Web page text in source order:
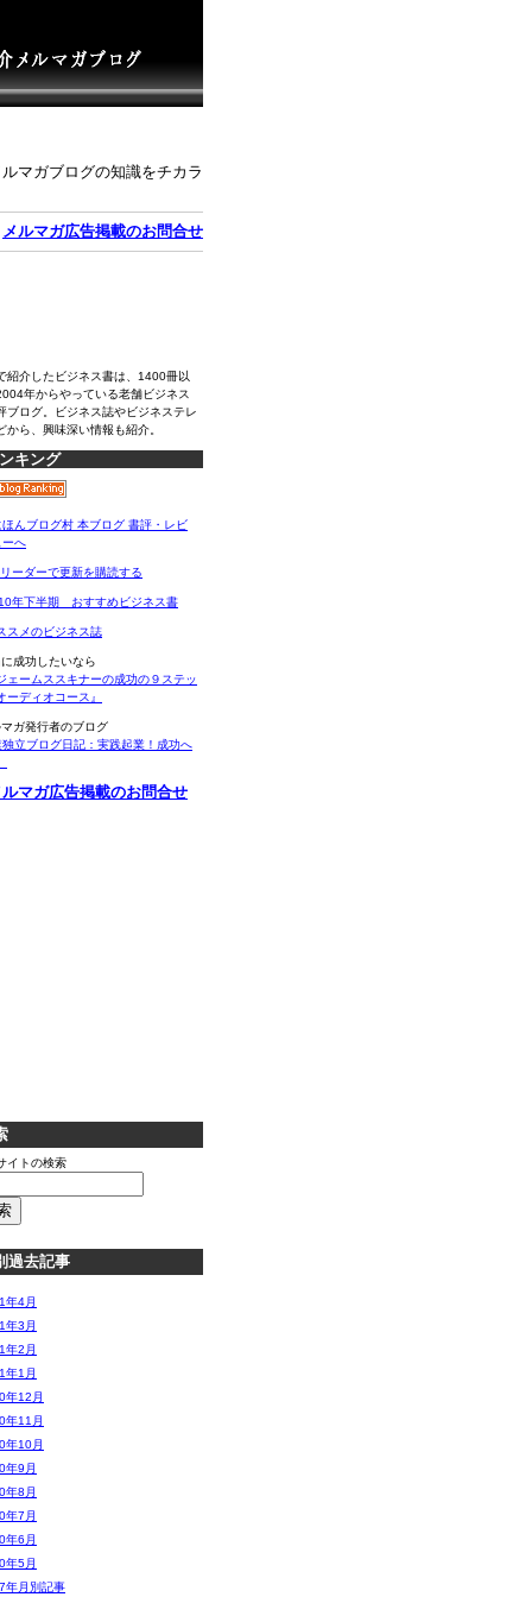
マガブログの知識をチカラ
メルマガ広告掲載のお問合せ
紹介したビジネス書は、1400冊以
年からやっている老舗ビジネス
ブログ。ビジネス誌やビジネステレ
から、興味深い情報も紹介。
キング
ーダーで更新を購読する
年下半期 おすすめビジネス書
スメのビジネス誌
に成功したいなら
ェームススキナーの成功の９ステッ
ーディオコース』
マガ発行者のブログ
独立ブログ日記：実践起業！成功へ
マガ広告掲載のお問合せ
イトの検索
過去記事
年4月
年3月
年2月
年1月
年12月
年11月
年10月
年9月
年8月
年7月
年6月
年5月
年月別記事